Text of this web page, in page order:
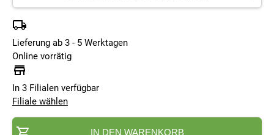
Lieferung ab 3 - 5 Werktagen
Online vorrätig
In 3 Filialen verfügbar
Filiale wählen
IN DEN WARENKORB